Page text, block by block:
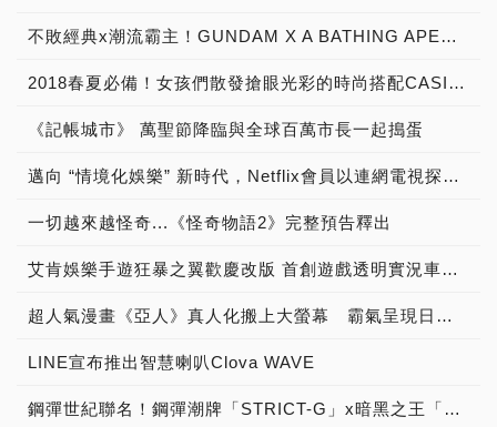
不敗經典x潮流霸主！GUNDAM X A BATHING APE® 首度跨界合作
2018春夏必備！女孩們散發搶眼光彩的時尚搭配CASIO TR Mini X JILL by JILLSTUART櫻花粉浪漫限量組合
《記帳城市》 萬聖節降臨與全球百萬市長一起搗蛋
邁向 “情境化娛樂” 新時代，Netflix會員以連網電視探索娛樂新視界
一切越來越怪奇...《怪奇物語2》完整預告釋出
艾肯娛樂手遊狂暴之翼歡慶改版 首創遊戲透明實況車「狂暴列車」現身台北街頭
超人氣漫畫《亞人》真人化搬上大螢幕 霸氣呈現日系變種人的磅礡大戰！
LINE宣布推出智慧喇叭Clova WAVE
鋼彈世紀聯名！鋼彈潮牌「STRICT-G」x暗黑之王「mastermind JAPAN」